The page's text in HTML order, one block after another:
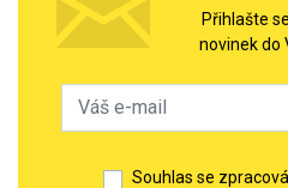
Přihlašte
novinek do
Souhlas se